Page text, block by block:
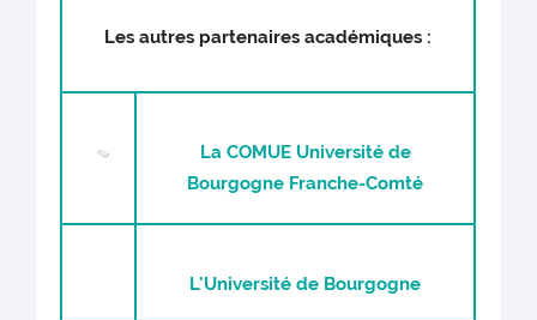
Les autres partenaires académiques :
La COMUE Université de
Bourgogne Franche-Comté
L'Université de Bourgogne